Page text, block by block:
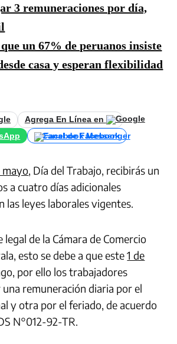
3 remuneraciones por día,
un 67% de peruanos insiste
casa y esperan flexibilidad
Agrega En Línea en
Canal de Facebook
mayo, Día del Trabajo, recibirás un
a cuatro días adicionales
las leyes laborales vigentes.
legal de la Cámara de Comercio
esto se debe a que este1 de
por ello los trabajadores
remuneración diaria por el
y otra por el feriado, de acuerdo
N°012-92-TR.